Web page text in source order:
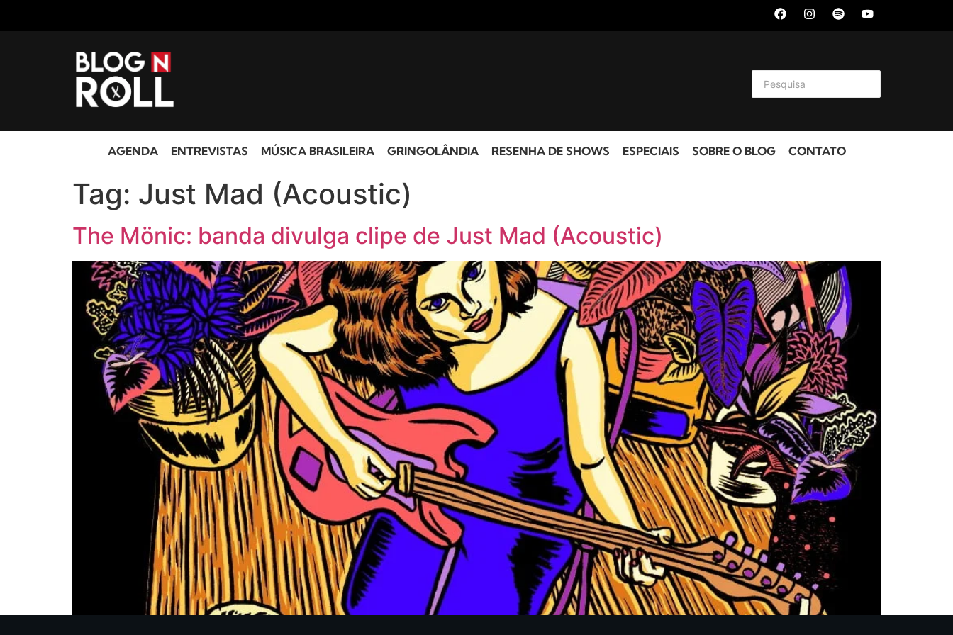
AGENDA ENTREVISTAS MÚSICA BRASILEIRA GRINGOLÂNDIA RESENHA DE SHOWS ESPECIAIS SOBRE O BLOG CONTATO
Tag: Just Mad (Acoustic)
The Mönic: banda divulga clipe de Just Mad (Acoustic)